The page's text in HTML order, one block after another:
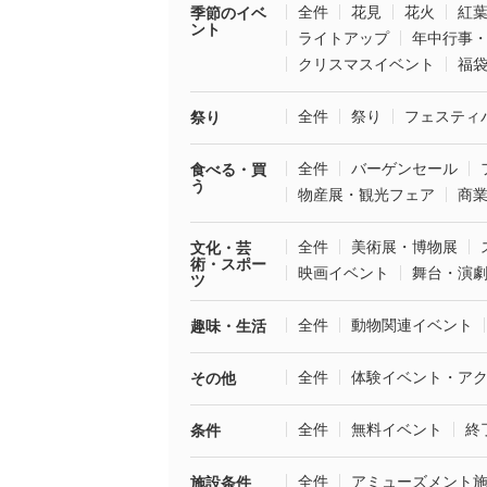
季節のイベ
ント
全件 花見 花火
紅葉
ライトアップ
年中行事
クリスマスイベント
福
祭り 全件 祭り フェスティ
食べる・買
う
全件 バーゲンセール
物産展・観光フェア
商
文化・芸
術・スポー
ツ
全件 美術展・博物展
映画イベント
舞台・演劇
趣味・生活 全件 動物関連イベント
その他 全件 体験イベント・ア
条件 全件 無料イベント 終
施設条件 全件 アミューズメント